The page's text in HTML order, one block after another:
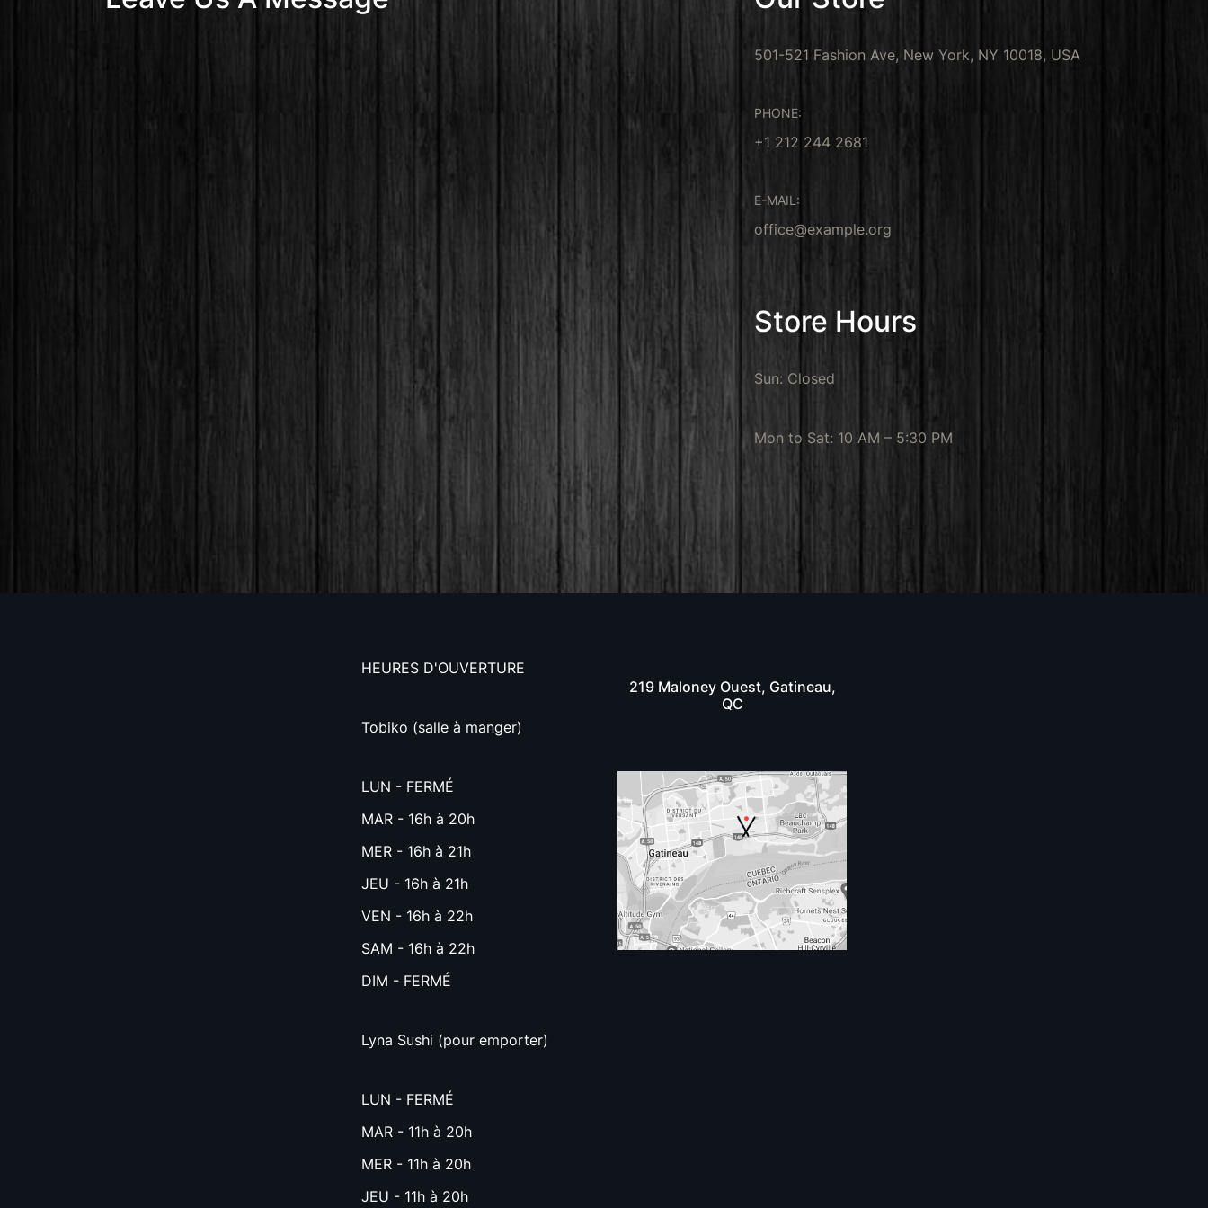
501-521 Fashion Ave, New York, NY 10018, USA
PHONE:
+1 212 244 2681
E-MAIL:
office@example.org
Store Hours
Sun: Closed
Mon to Sat: 10 AM – 5:30 PM
HEURES D'OUVERTURE
Tobiko (salle à manger)
LUN - FERMÉ
MAR - 16h à 20h
MER - 16h à 21h
JEU - 16h à 21h
VEN - 16h à 22h
SAM - 16h à 22h
DIM - FERMÉ
Lyna Sushi (pour emporter)
LUN - FERMÉ
MAR - 11h à 20h
MER - 11h à 20h
JEU - 11h à 20h
219 Maloney Ouest, Gatineau,
QC